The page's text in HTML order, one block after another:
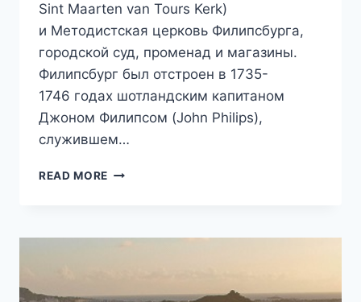
Sint Maarten van Tours Kerk)
и Методистская церковь Филипсбурга,
городской суд, променад и магазины.
Филипсбург был отстроен в 1735-
1746 годах шотландским капитаном
Джоном Филипсом (John Philips),
служившем…
READ MORE ФИЛИПСБУРГ,
МАРТЕНА